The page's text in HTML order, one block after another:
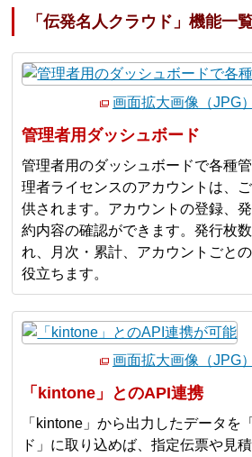
「伝発名人クラウド」機能一
画面拡大画像（JPG
管理者用ダッシュボード
管理者用のダッシュボードで各種
理者ライセンスのアカウントは、
供されます。アカウントの登録、
約内容の確認ができます。発行枚
れ、月次・累計、アカウントごと
役立ちます。
画面拡大画像（JPG
「kintone」とのAPI連携
「kintone」から出力したデータを
ド」に取り込めば、指定伝票や見